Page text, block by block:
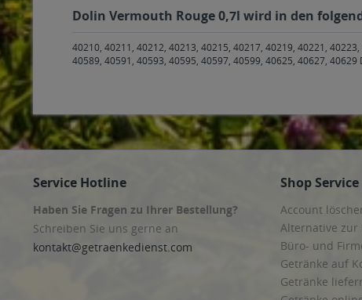
Dolin Vermouth Rouge 0,7l wird in den
40210, 40211, 40212, 40213, 40215, 40217, 40219, 40221,
40589, 40591, 40593, 40595, 40597, 40599, 40625, 40627, 40629
Service Hotline
Haben Sie Fragen zu Ihrer Bestellung?
Schreiben Sie uns gerne an
kontakt@getraenkedienst.com
Shop Service
Account
Alternative zur
Büro- und
Getränke auf
Getränke